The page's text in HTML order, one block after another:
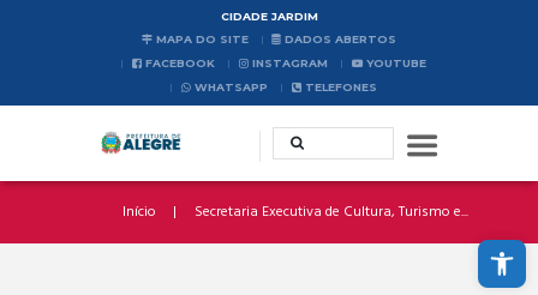
Abrir a barra de ferramentas
CIDADE JARDIM
MAPA DO SITE
DADOS ABERTOS
FACEBOOK
INSTAGRAM
YOUTUBE
WHATSAPP
TELEFONES
Início Secretaria Executiva de Cultura, Turismo e...